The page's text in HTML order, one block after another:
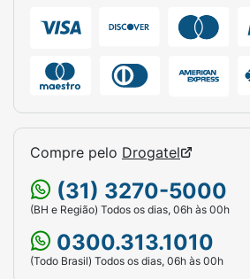
Cuide da sua saúde de
Compre pelo Drogatel
(31) 3270-5000
(BH e Região) Todos os dias, 06h às 00h
0300.313.1010
(Todo Brasil) Todos os dias, 06h às 00h